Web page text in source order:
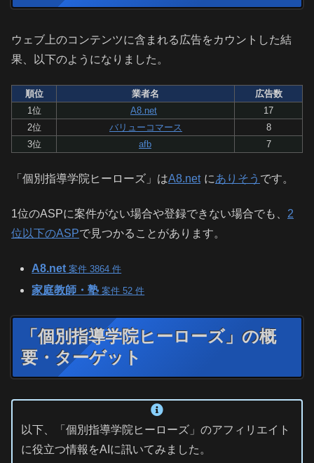
ウェブ上のコンテンツに含まれる広告をカウントした結
果、以下のようになりました。
順位 業者名
広告数
1位
A8.net
17
2位
バリューコマース
8
3位
afb 7
「個別指導学院ヒーローズ」はA8.net にありそう です。
1位のASPに案件がない場合や登録できない場合でも、 2
位以下のASPで見つかることがあります。
A8.net 案件 3864 件
家庭教師・塾 案件 52 件
「個別指導学院ヒーローズ」の概
要・ターゲット
以下、「個別指導学院ヒーローズ」のアフィリエイト
に役立つ情報をAIに訊いてみました。